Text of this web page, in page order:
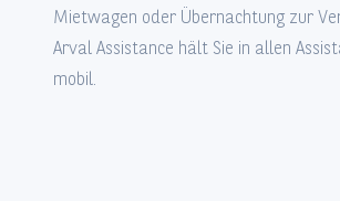
Mietwagen oder Übernachtung zur
Arval Assistance hält Sie in allen
mobil.